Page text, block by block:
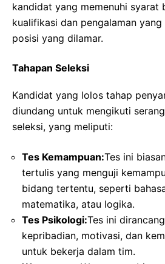
kandidat yang memenuhi syarat
kualifikasi dan pengalaman
posisi yang dilamar.
Tahapan Seleksi
Kandidat yang lolos tahap
diundang untuk mengikuti
seleksi, yang meliputi:
Tes Kemampuan:Tes ini
tertulis yang menguji
bidang tertentu, seperti
matematika, atau logika.
Tes Psikologi:Tes ini
kepribadian, motivasi, dan
untuk bekerja dalam tim.